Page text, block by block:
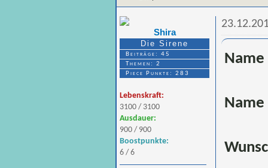
Shira
Die Sirene
Beiträge: 45
Themen: 2
Piece Punkte: 283
Lebenskraft:
3100 / 3100
Ausdauer:
900 / 900
Boostpunkte:
6 / 6
Name
Name